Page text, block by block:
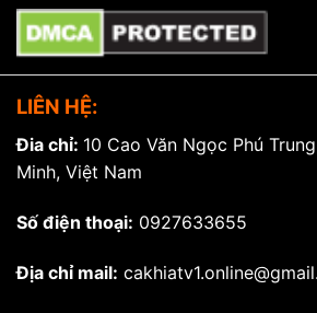
LIÊN HỆ:
Đia chỉ: 10 Cao Văn Ngọc Phú
Minh, Việt Nam
Số điện thoại: 0927633655
Địa chỉ mail: